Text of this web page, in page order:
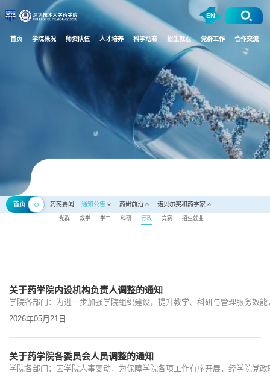
首页 学院概况 师资队伍 人才培养 科学动态 招生就业 党群工作 合作交流
EN
首页 药苑要闻 通知公告
党群 教学 学工 科研 行政 竞赛 招生就业
药研前沿 诺贝尔奖和药学家
关于药学院内设机构负责人调整的通知
2026年05月21日
关于药学院各委员会人员调整的通知